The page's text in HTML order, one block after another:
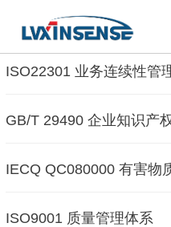
ISO22301 业务连续性管
GB/T 29490 企业知识产
IECQ QC080000 有害物
ISO9001 质量管理体系